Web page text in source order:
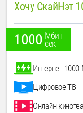
Хочу СкайНэт
1000 Мбит
сек
Интернет
Цифровое ТВ
Онлайн-